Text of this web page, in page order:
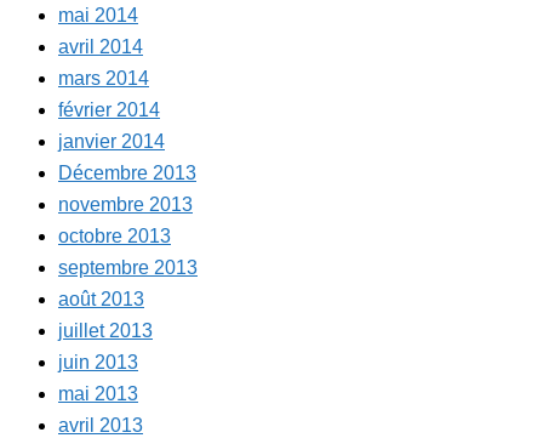
mai 2014
avril 2014
mars 2014
février 2014
janvier 2014
Décembre 2013
novembre 2013
octobre 2013
septembre 2013
août 2013
juillet 2013
juin 2013
mai 2013
avril 2013